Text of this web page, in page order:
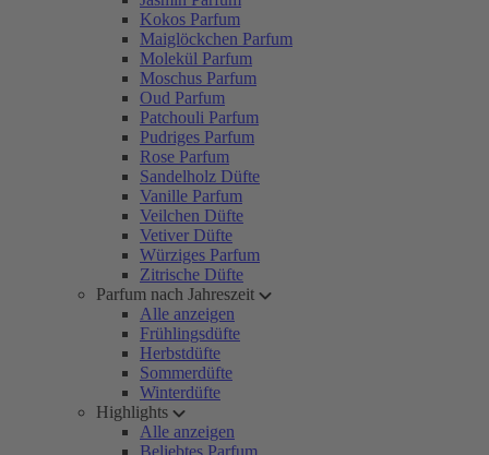
Kokos Parfum
Maiglöckchen Parfum
Molekül Parfum
Moschus Parfum
Oud Parfum
Patchouli Parfum
Pudriges Parfum
Rose Parfum
Sandelholz Düfte
Vanille Parfum
Veilchen Düfte
Vetiver Düfte
Würziges Parfum
Zitrische Düfte
Parfum nach Jahreszeit
Alle anzeigen
Frühlingsdüfte
Herbstdüfte
Sommerdüfte
Winterdüfte
Highlights
Alle anzeigen
Beliebtes Parfum